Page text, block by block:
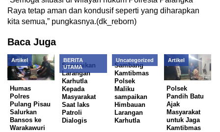
Raya tetap aman dan kondusif seperti yang diharapkan
kita semua,” pungkasnya.(dk_reborn)
Baca Juga
Artikel
Humas
Polres
Pulang Pisau
Salurkan
Bansos ke
Warakawuri
BERITA
UTAMA
Sampaikan
Larangan
Karhutla
Kepada
Masyarakat
Saat laks
Patroli
Dialogis
Uncategorized
Sambang
Kamtibmas
Polsek
Maliku
sampaikan
Himbauan
Larangan
Karhutla
Artikel
Polsek
Pandih Batu
Ajak
Masyarakat
untuk Jaga
Kamtibmas